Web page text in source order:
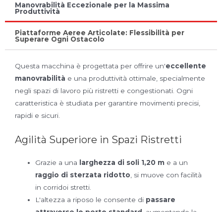
Manovrabilità Eccezionale per la Massima
Produttività
Piattaforme Aeree Articolate: Flessibilità per
Superare Ogni Ostacolo
Questa macchina è progettata per offrire un'eccellente
manovrabilità e una produttività ottimale, specialmente
negli spazi di lavoro più ristretti e congestionati. Ogni
caratteristica è studiata per garantire movimenti precisi,
rapidi e sicuri.
Agilità Superiore in Spazi Ristretti
Grazie a una larghezza di soli 1,20 m e a un
raggio di sterzata ridotto , si muove con facilità
in corridoi stretti.
L'altezza a riposo le consente di passare